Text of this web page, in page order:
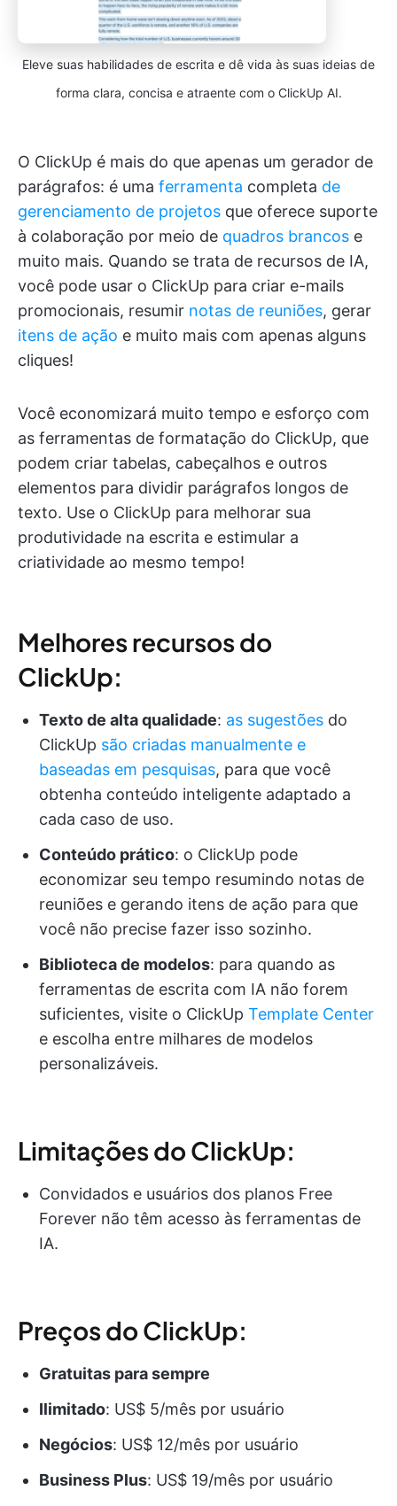
Eleve suas habilidades de escrita e dê vida às suas ideias de
forma clara, concisa e atraente com o ClickUp AI.
O ClickUp é mais do que apenas um gerador de
parágrafos: é uma ferramenta completa de
gerenciamento de projetos que oferece suporte
à colaboração por meio de quadros brancos e
muito mais. Quando se trata de recursos de IA,
você pode usar o ClickUp para criar e-mails
promocionais, resumir notas de reuniões, gerar
itens de ação e muito mais com apenas alguns
cliques!
Você economizará muito tempo e esforço com
as ferramentas de formatação do ClickUp, que
podem criar tabelas, cabeçalhos e outros
elementos para dividir parágrafos longos de
texto. Use o ClickUp para melhorar sua
produtividade na escrita e estimular a
criatividade ao mesmo tempo!
Melhores recursos do
ClickUp:
Texto de alta qualidade: as sugestões do
ClickUp são criadas manualmente e
baseadas em pesquisas, para que você
obtenha conteúdo inteligente adaptado a
cada caso de uso.
Conteúdo prático: o ClickUp pode
economizar seu tempo resumindo notas de
reuniões e gerando itens de ação para que
você não precise fazer isso sozinho.
Biblioteca de modelos: para quando as
ferramentas de escrita com IA não forem
suficientes, visite o ClickUp Template Center
e escolha entre milhares de modelos
personalizáveis.
Limitações do ClickUp:
Convidados e usuários dos planos Free
Forever não têm acesso às ferramentas de
IA.
Preços do ClickUp:
Gratuitas para sempre
Ilimitado: US$ 5/mês por usuário
Negócios: US$ 12/mês por usuário
Business Plus: US$ 19/mês por usuário